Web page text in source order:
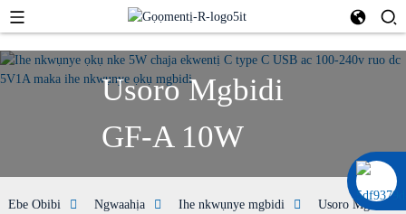
0086 13322920697
Usoro Mgbidi
GF-A 10W
Ebe Obibi Ngwaahịa Ihe nkwụnye mgbidi
Usoro Mgbidi